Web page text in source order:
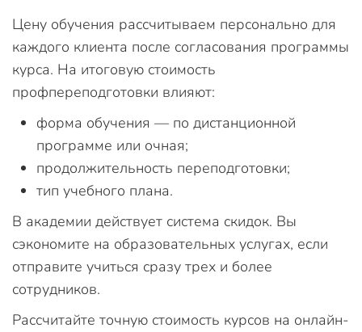
Цену обучения рассчитываем персонально для
каждого клиента после согласования программы
курса. На итоговую стоимость
профпереподготовки влияют:
форма обучения — по дистанционной
программе или очная;
продолжительность переподготовки;
тип учебного плана.
В академии действует система скидок. Вы
сэкономите на образовательных услугах, если
отправите учиться сразу трех и более
сотрудников.
Рассчитайте точную стоимость курсов на онлайн-